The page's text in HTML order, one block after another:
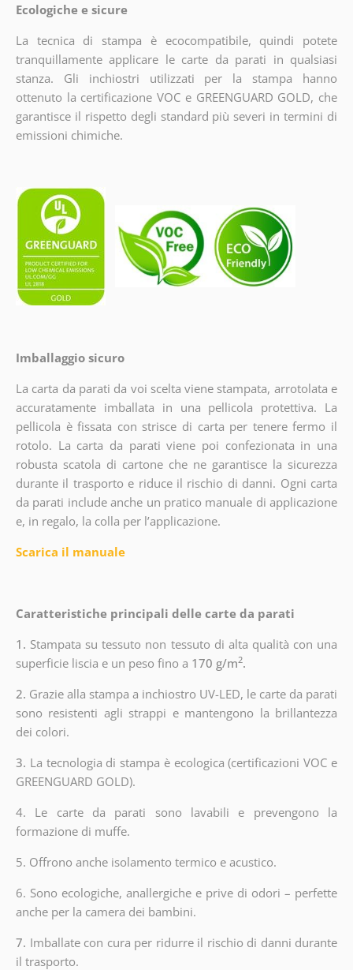
Ecologiche e sicure
La tecnica di stampa è ecocompatibile, quindi potete
tranquillamente applicare le carte da parati in qualsiasi
stanza. Gli inchiostri utilizzati per la stampa hanno
ottenuto la certificazione VOC e GREENGUARD GOLD, che
garantisce il rispetto degli standard più severi in termini di
emissioni chimiche.
Imballaggio sicuro
La carta da parati da voi scelta viene stampata, arrotolata e
accuratamente imballata in una pellicola protettiva. La
pellicola è fissata con strisce di carta per tenere fermo il
rotolo. La carta da parati viene poi confezionata in una
robusta scatola di cartone che ne garantisce la sicurezza
durante il trasporto e riduce il rischio di danni. Ogni carta
da parati include anche un pratico manuale di applicazione
e, in regalo, la colla per l’applicazione.
Scarica il manuale
Caratteristiche principali delle carte da parati
1. Stampata su tessuto non tessuto di alta qualità con una
superficie liscia e un peso fino a 170 g/m2.
2. Grazie alla stampa a inchiostro UV-LED, le carte da parati
sono resistenti agli strappi e mantengono la brillantezza
dei colori.
3. La tecnologia di stampa è ecologica (certificazioni VOC e
GREENGUARD GOLD).
4. Le carte da parati sono lavabili e prevengono la
formazione di muffe.
5. Offrono anche isolamento termico e acustico.
6. Sono ecologiche, anallergiche e prive di odori – perfette
anche per la camera dei bambini.
7. Imballate con cura per ridurre il rischio di danni durante
il trasporto.